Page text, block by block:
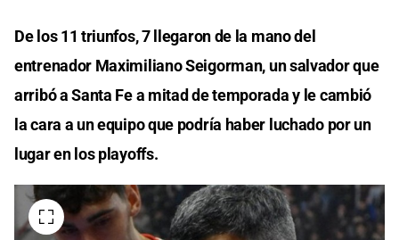
De los 11 triunfos, 7 llegaron de la mano del
entrenador Maximiliano Seigorman, un salvador que
arribó a Santa Fe a mitad de temporada y le cambió
la cara a un equipo que podría haber luchado por un
lugar en los playoffs.